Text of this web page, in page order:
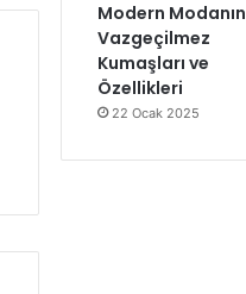
Modern Modanın
Vazgeçilmez
Kumaşları ve
Özellikleri
22 Ocak 2025